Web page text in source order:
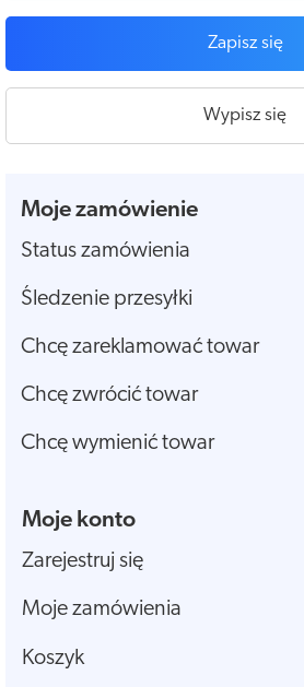
Zapisz się
Wypisz się
Moje zamówienie
Status zamówienia
Śledzenie przesyłki
Chcę zareklamować towar
Chcę zwrócić towar
Chcę wymienić towar
Moje konto
Zarejestruj się
Moje zamówienia
Koszyk